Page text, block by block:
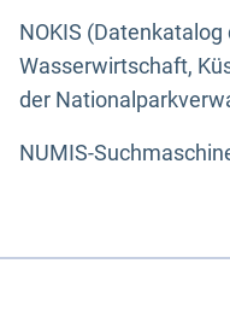
NOKIS
Wasserwirtschaft,
der
NUMIS-